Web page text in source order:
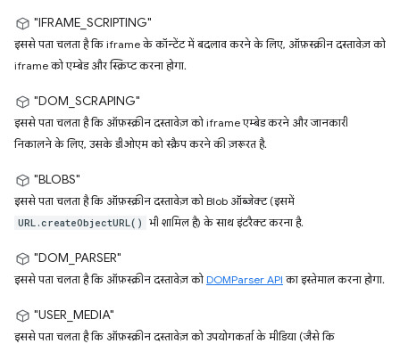
"IFRAME_SCRIPTING"
इससे पता चलता है कि iframe के कॉन्टेंट में बदलाव करने के लिए, ऑफ़स्क्रीन दस्तावेज़ को
iframe को एम्बेड और स्क्रिप्ट करना होगा.
"DOM_SCRAPING"
इससे पता चलता है कि ऑफ़स्क्रीन दस्तावेज़ को iframe एम्बेड करने और जानकारी
निकालने के लिए, उसके डीओएम को स्क्रैप करने की ज़रूरत है.
"BLOBS"
इससे पता चलता है कि ऑफ़स्क्रीन दस्तावेज़ को Blob ऑब्जेक्ट (इसमें
URL.createObjectURL() भी शामिल है) के साथ इंटरैक्ट करना है.
"DOM_PARSER"
इससे पता चलता है कि ऑफ़स्क्रीन दस्तावेज़ को DOMParser API का इस्तेमाल करना होगा.
"USER_MEDIA"
इससे पता चलता है कि ऑफ़स्क्रीन दस्तावेज़ को उपयोगकर्ता के मीडिया (जैसे कि